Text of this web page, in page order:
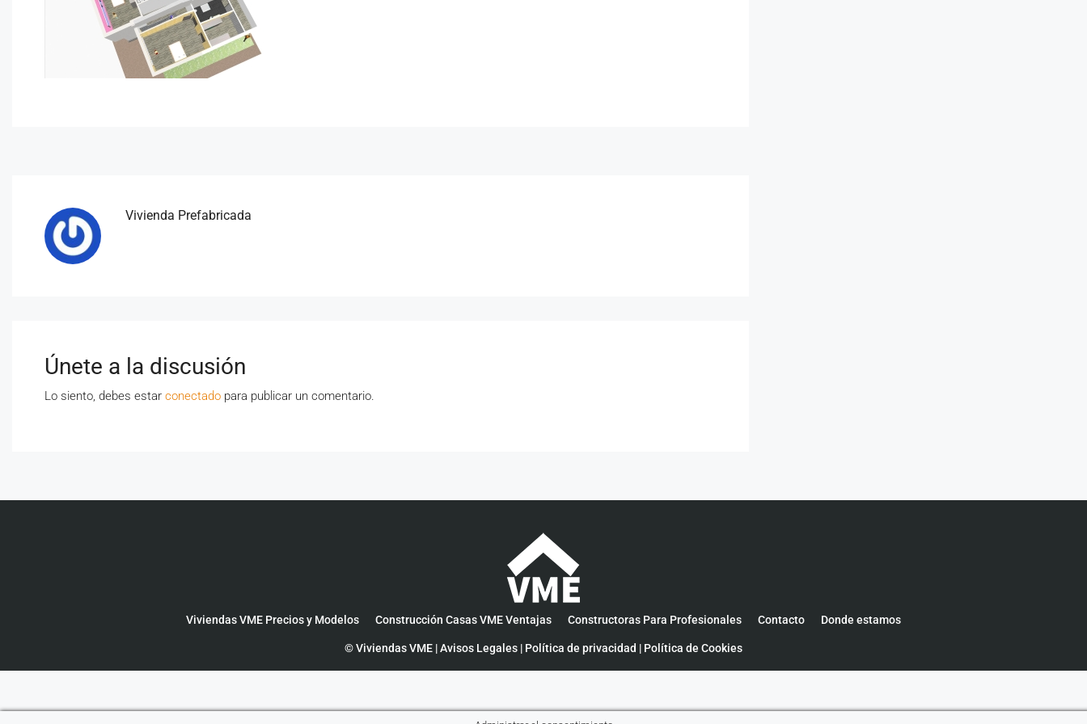
Vivienda Prefabricada
Únete a la discusión
Lo siento, debes estar conectado para publicar un comentario.
Viviendas VME Precios y Modelos Construcción Casas VME Ventajas Constructoras Para Profesionales Contacto Donde estamos
© Viviendas VME |Avisos Legales | Política de privacidad | Política de Cookies